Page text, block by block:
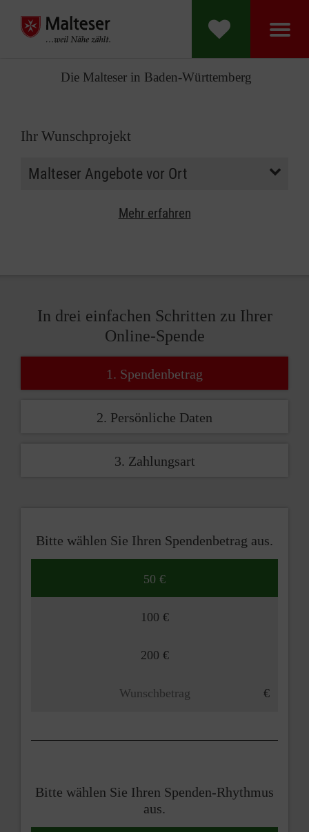
Die Malteser in Baden-Württemberg
Ihr Wunschprojekt
Mehr erfahren
In drei einfachen Schritten zu Ihrer
Online-Spende
1. Spendenbetrag
2. Persönliche Daten
3. Zahlungsart
Bitte wählen Sie Ihren Spendenbetrag aus.
50 €
100 €
200 €
Bitte wählen Sie Ihren Spenden-Rhythmus
aus.